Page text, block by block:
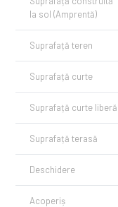
la sol (Amprentă)
Suprafață teren
Suprafață curte
Suprafață curte liberă
Suprafață terasă
Deschidere
Acoperiș